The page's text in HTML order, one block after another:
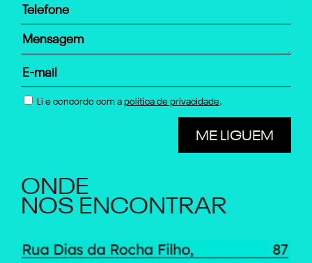
Li e concordo com apolítica de privacidade
ONDE
NOS ENCONTRAR